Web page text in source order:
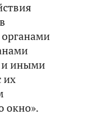
и иными
их
окно».